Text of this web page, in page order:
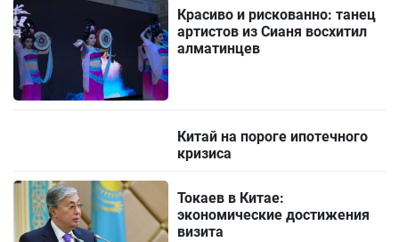
Красиво и рискованно: танец
артистов из Сианя восхитил
алматинцев
Китай на пороге ипотечного
кризиса
Токаев в Китае:
экономические достижения
визита